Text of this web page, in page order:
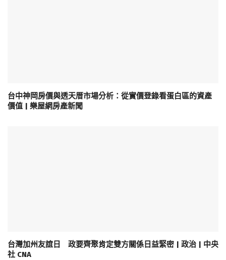
台中神岡房價與透天厝市場分析：從實價登錄看蛋白區的資產
價值 | 樂屋網房產新聞
台灣加州友誼日 政要齊聚肯定雙方關係日益緊密 | 政治 | 中央
社 CNA